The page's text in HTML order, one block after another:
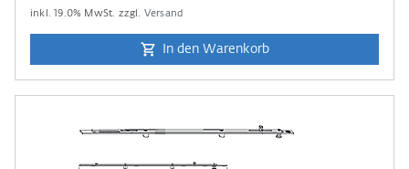
inkl.19.0% MwSt. zzgl. Versand
In den Warenkorb